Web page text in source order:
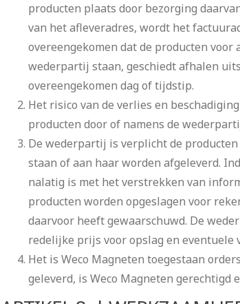
producten plaats door bezorging
van het afleveradres, wordt het
overeengekomen dat de producten
wederpartij staan, geschiedt afhalen
overeengekomen dag of tijdstip.
Het risico van de verlies en
producten door of namens de
De wederpartij is verplicht de
staan of aan haar worden afgeleverd.
nalatig is met het verstrekken van
producten worden opgeslagen voor
daarvoor heeft gewaarschuwd. De
redelijke prijs voor opslag en eventuele
Het is Weco Magneten toegestaan
geleverd, is Weco Magneten